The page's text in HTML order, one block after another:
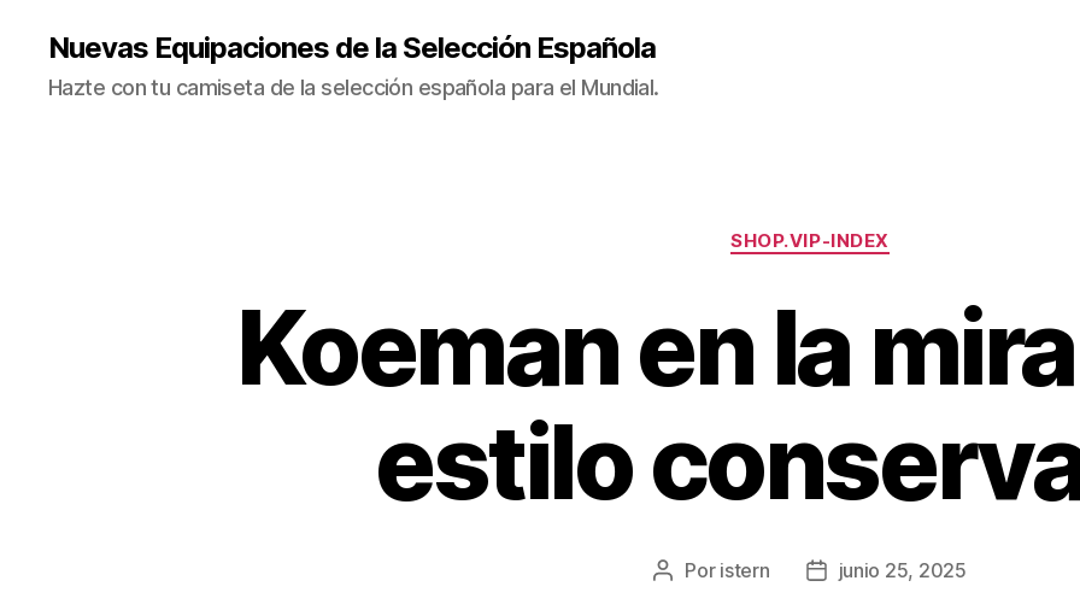
Nuevas Equipaciones de la Selección Española
Hazte con tu camiseta de la selección española para el Mundial.
Categorías
SHOP.VIP-INDEX
Koeman en la
estilo
Autor
Por istern
Fechajunio 25, 2025